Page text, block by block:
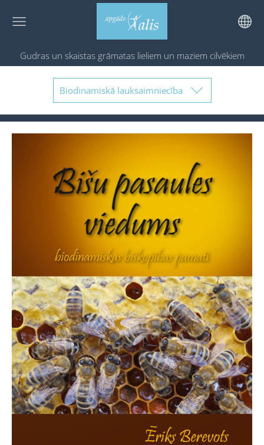
Gudras un skaistas grāmatas lieliem un maziem cilvēkiem
Biodinamiskā lauksaimniecība